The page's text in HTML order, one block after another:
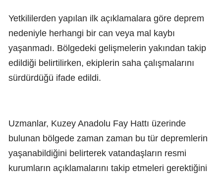
Yetkililerden yapılan ilk açıklamalara göre deprem
nedeniyle herhangi bir can veya mal kaybı
yaşanmadı. Bölgedeki gelişmelerin yakından takip
edildiği belirtilirken, ekiplerin saha çalışmalarını
sürdürdüğü ifade edildi.
Uzmanlar, Kuzey Anadolu Fay Hattı üzerinde
bulunan bölgede zaman zaman bu tür depremlerin
yaşanabildiğini belirterek vatandaşların resmi
kurumların açıklamalarını takip etmeleri gerektiğini